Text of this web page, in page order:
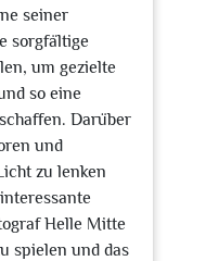
seiner
sorgfältige
um gezielte
so eine
Darüber
und
zu lenken
Helle Mitte
spielen und das